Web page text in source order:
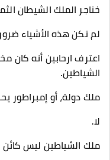
خناجر الملك الشيطان
لم تكن هذه الأشياء
اعترف ارحابين أنه
الشياطين.
ملك دولة، أو إمبراطور
لا.
ملك الشياطين ليس